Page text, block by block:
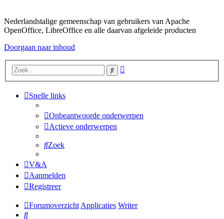
Nederlandstalige gemeenschap van gebruikers van Apache
OpenOffice, LibreOffice en alle daarvan afgeleide producten
Doorgaan naar inhoud
Zoek
Snelle links
Onbeantwoorde onderwerpen
Actieve onderwerpen
Zoek
V&A
Aanmelden
Registreer
Forumoverzicht Applicaties Writer
Zoek